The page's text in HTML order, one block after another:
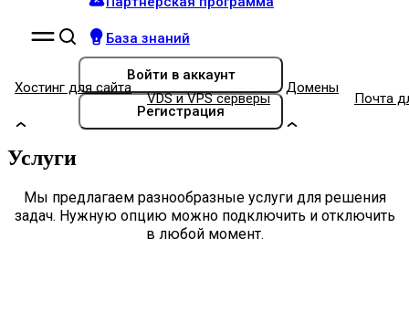
База знаний
Войти в аккаунт
Регистрация
Хостинг для сайта
VDS и VPS серверы
Домены
Почта
Услуги
Мы предлагаем разнообразные услуги для решения
задач. Нужную опцию можно подключить и отключить
в любой момент.